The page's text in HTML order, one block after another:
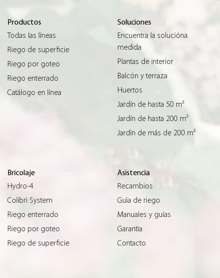
Productos
Todas las líneas
Riego de superficie
Riego por goteo
Riego enterrado
Catálogo en línea
Soluciones
Encuentra la solucióna
medida
Plantas de interior
Balcón y terraza
Huertos
Jardín de hasta 50 m²
Jardín de hasta 200 m²
Jardín de más de 200 m²
Bricolaje
Hydro-4
Colibrì System
Riego enterrado
Riego por goteo
Riego de superficie
Asistencia
Recambios
Guìa de riego
Manuales y guías
Garantìa
Contacto